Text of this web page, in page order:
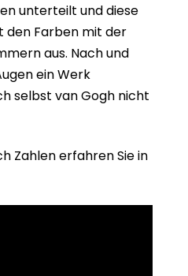
unterteilt und diese
den Farben mit der
aus. Nach und
ein Werk
selbst van Gogh nicht
Zahlen erfahren Sie in